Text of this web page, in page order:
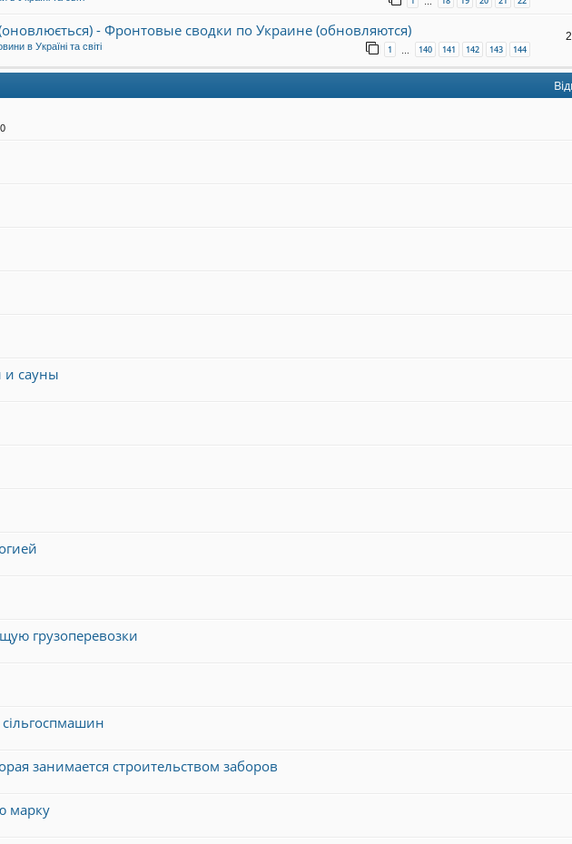
…
- Фронтовые сводки по Украине (обновляются)
в Україні та світі 1 … 140 141 142 143 144
и сауны
грузоперевозки
занимается строительством заборов
марку